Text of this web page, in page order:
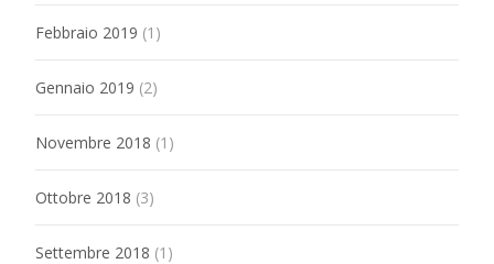
Febbraio 2019 (1)
Gennaio 2019 (2)
Novembre 2018 (1)
Ottobre 2018 (3)
Settembre 2018 (1)